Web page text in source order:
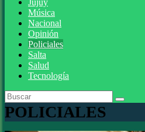
Jujuy
Música
Nacional
Opinión
Policiales
Salta
Salud
Tecnología
POLICIALES